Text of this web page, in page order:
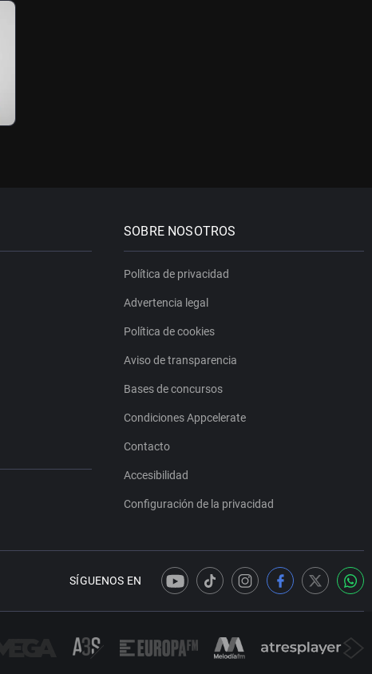
SOBRE NOSOTROS
Política de privacidad
Advertencia legal
Política de cookies
Aviso de transparencia
Bases de concursos
Condiciones Appcelerate
Contacto
Accesibilidad
Configuración de la privacidad
SÍGUENOS EN